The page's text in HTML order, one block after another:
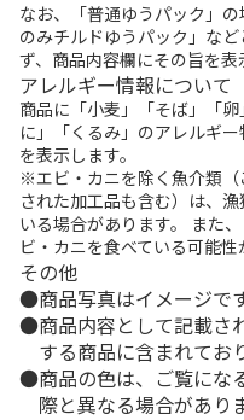
なお、「普通ゆうパック」
のみチルドゆうパック」な
ず、商品内容欄にその旨を表
アレルギー情報について
商品に「小麦」「そば」「
に」「くるみ」のアレルギ
を表示します。
※エビ・カニを除く魚介類
された加工品も含む）は、
いる場合があります。 また
ビ・カニを食べている可能性
その他
商品写真はイメージです
商品内容として記載さ
する商品に含まれてお
商品の色は、ご覧にな
際と異なる場合があり